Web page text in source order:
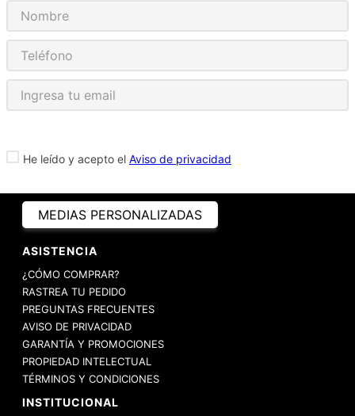
He leído y acepto el Aviso de privacidad
MEDIAS PERSONALIZADAS
ASISTENCIA
¿CÓMO COMPRAR?
RASTREA TU PEDIDO
PREGUNTAS FRECUENTES
AVISO DE PRIVACIDAD
GARANTÍA Y PROMOCIONES
PROPIEDAD INTELECTUAL
TÉRMINOS Y CONDICIONES
INSTITUCIONAL